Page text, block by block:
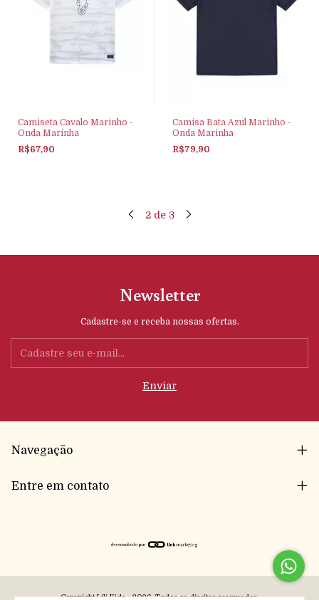
Camiseta Cavalo Marinho -
Onda Marinha
R$67,90
Camisa Bata Azul Marinho -
Onda Marinha
R$79,90
2 de 3
Newsletter
Cadastre-se e receba nossas ofertas.
Navegação
Entre em contato
Copyright Lili Kids - 2026. Todos os direitos reservados.